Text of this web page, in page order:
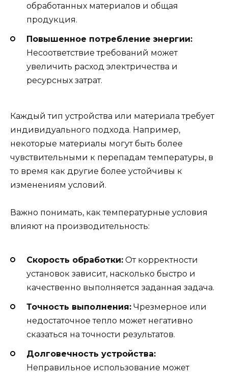
обработанных материалов и общая
продукция.
Повышенное потребление энергии:
Несоответствие требований может
увеличить расход электричества и
ресурсных затрат.
Каждый тип устройства или материала требует
индивидуального подхода. Например,
некоторые материалы могут быть более
чувствительными к перепадам температуры, в
то время как другие более устойчивы к
изменениям условий.
Важно понимать, как температурные условия
влияют на производительность:
Скорость обработки: От корректности
установок зависит, насколько быстро и
качественно выполняется заданная задача.
Точность выполнения: Чрезмерное или
недостаточное тепло может негативно
сказаться на точности результатов.
Долговечность устройства:
Неправильное использование может